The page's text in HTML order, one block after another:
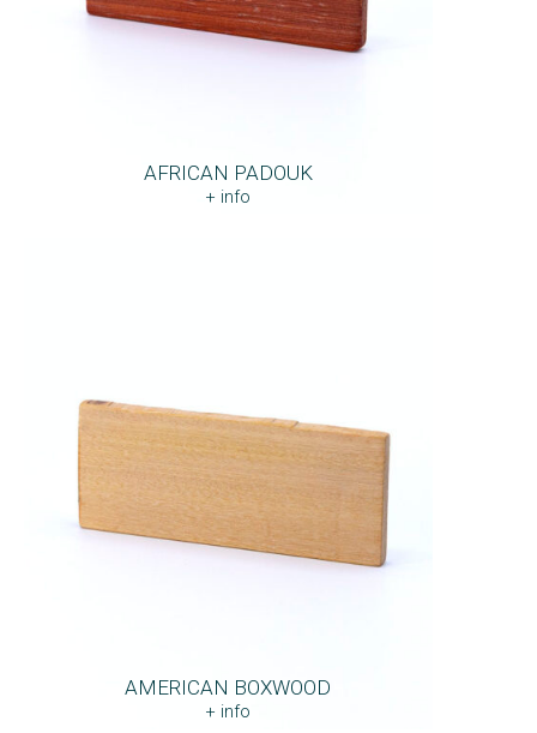
AFRICAN PADOUK
+ info
AMERICAN BOXWOOD
+ info